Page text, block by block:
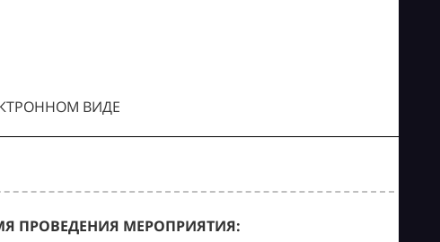
ВИДЕ
ПРОВЕДЕНИЯ МЕРОПРИЯТИЯ: